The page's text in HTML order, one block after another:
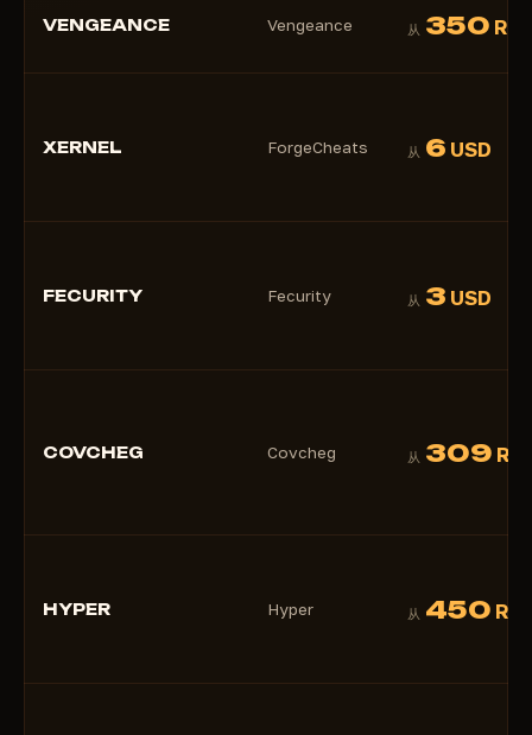
VENGEANCE Vengeance 从 350
XERNEL ForgeCheats 从 6 USD
FECURITY Fecurity 从 3 USD
COVCHEG Covcheg 从 309
HYPER Hyper 从 450